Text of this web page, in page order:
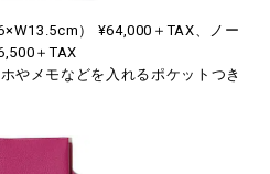
） ¥64,000＋TAX、ノー
＋TAX
やメモなどを入れるポケットつき